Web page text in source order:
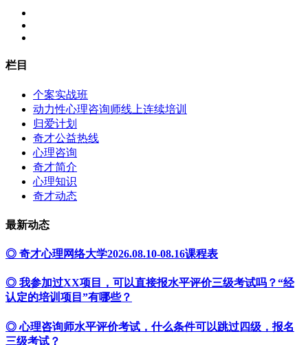
栏目
个案实战班
动力性心理咨询师线上连续培训
归爱计划
奇才公益热线
心理咨询
奇才简介
心理知识
奇才动态
最新动态
◎ 奇才心理网络大学2026.08.10-08.16课程表
◎ 我参加过XX项目，可以直接报水平评价三级考试吗？“经
认定的培训项目”有哪些？
◎ 心理咨询师水平评价考试，什么条件可以跳过四级，报名
三级考试？